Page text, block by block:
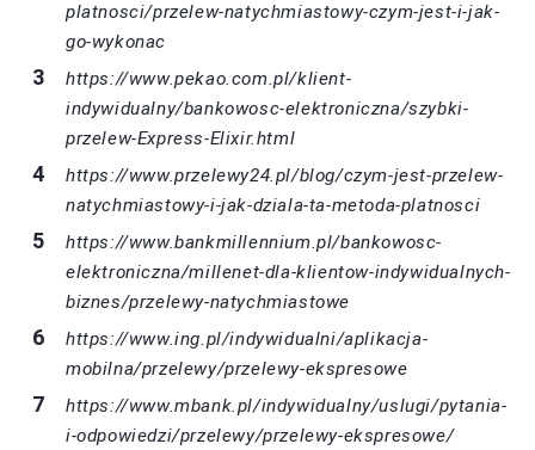
platnosci/przelew-natychmiastowy-czym-jest-i-jak-
go-wykonac
https://www.pekao.com.pl/klient-
indywidualny/bankowosc-elektroniczna/szybki-
przelew-Express-Elixir.html
https://www.przelewy24.pl/blog/czym-jest-przelew-
natychmiastowy-i-jak-dziala-ta-metoda-platnosci
https://www.bankmillennium.pl/bankowosc-
elektroniczna/millenet-dla-klientow-indywidualnych-
biznes/przelewy-natychmiastowe
https://www.ing.pl/indywidualni/aplikacja-
mobilna/przelewy/przelewy-ekspresowe
https://www.mbank.pl/indywidualny/uslugi/pytania-
i-odpowiedzi/przelewy/przelewy-ekspresowe/